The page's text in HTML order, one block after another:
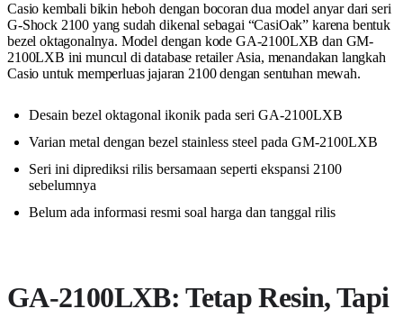
Casio kembali bikin heboh dengan bocoran dua model anyar dari seri
G-Shock 2100 yang sudah dikenal sebagai “CasiOak” karena bentuk
bezel oktagonalnya. Model dengan kode GA-2100LXB dan GM-
2100LXB ini muncul di database retailer Asia, menandakan langkah
Casio untuk memperluas jajaran 2100 dengan sentuhan mewah.
Desain bezel oktagonal ikonik pada seri GA-2100LXB
Varian metal dengan bezel stainless steel pada GM-2100LXB
Seri ini diprediksi rilis bersamaan seperti ekspansi 2100
sebelumnya
Belum ada informasi resmi soal harga dan tanggal rilis
GA-2100LXB: Tetap Resin, Tapi